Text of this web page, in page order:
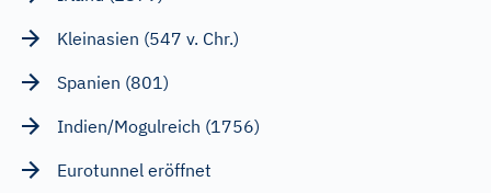
Kleinasien (547 v. Chr.)
Spanien (801)
Indien/Mogulreich (1756)
Eurotunnel eröffnet